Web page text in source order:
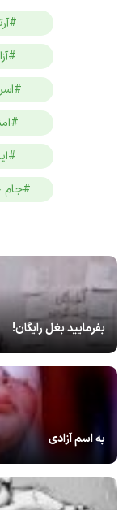
#جام
بفرمایید بغل رایگان!
به اسم آزادی